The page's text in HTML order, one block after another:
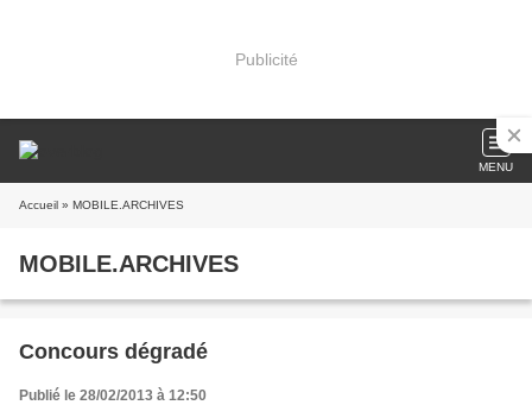
Publicité
MENU
Accueil » MOBILE.ARCHIVES
MOBILE.ARCHIVES
Concours dégradé
Publié le 28/02/2013 à 12:50